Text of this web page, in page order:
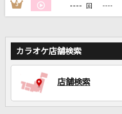
3 ---- 回 ----
カラオケ店舗検索
店舗検索